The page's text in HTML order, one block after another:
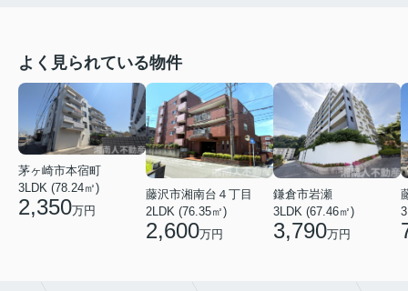
よく見られている物件
茅ヶ崎市本宿町
3LDK (78.24㎡)
2,350万円
藤沢市湘南台４丁目
2LDK (76.35㎡)
2,600万円
鎌倉市岩瀬
3LDK (67.46㎡)
3,790万円